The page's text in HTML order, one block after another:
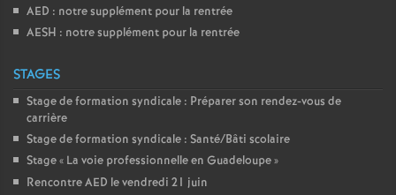
AED : notre supplément pour la rentrée
AESH : notre supplément pour la rentrée
STAGES
Stage de formation syndicale : Préparer son rendez-vous de
carrière
Stage de formation syndicale : Santé/Bâti scolaire
Stage « La voie professionnelle en Guadeloupe»
Rencontre AED le vendredi 21 juin